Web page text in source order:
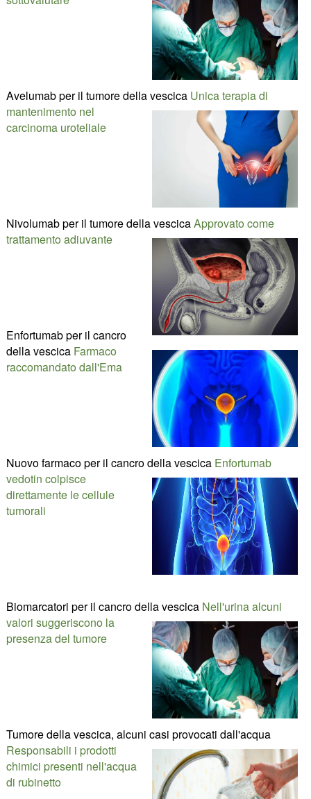
Avelumab per il tumore della vescica Unica terapia di
mantenimento nel
carcinoma uroteliale
Nivolumab per il tumore della vescicaApprovato come
trattamento adiuvante
Enfortumab per il cancro
della vescica Farmaco
raccomandato dall'Ema
Nuovo farmaco per il cancro della vescica Enfortumab
vedotin colpisce
direttamente le cellule
tumorali
Biomarcatori per il cancro della vescica Nell'urina alcuni
valori suggeriscono la
presenza del tumore
Tumore della vescica, alcuni casi provocati dall'acqua
Responsabili i prodotti
chimici presenti nell'acqua
di rubinetto